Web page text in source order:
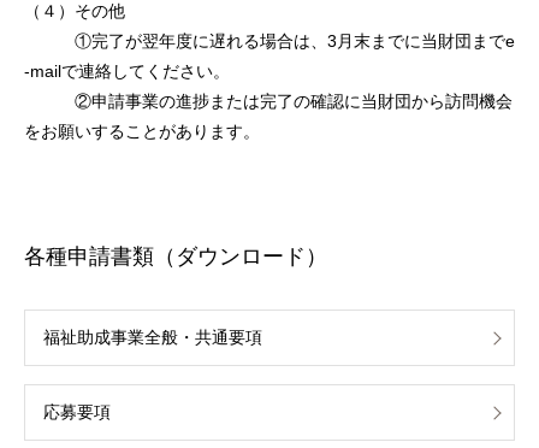
（４）その他
①完了が翌年度に遅れる場合は、3月末までに当財団までe
-mailで連絡してください。
②申請事業の進捗または完了の確認に当財団から訪問機会
をお願いすることがあります。
各種申請書類（ダウンロード）
福祉助成事業全般・共通要項
応募要項